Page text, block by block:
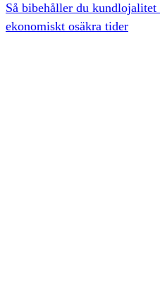
Så bibehåller du
ekonomiskt osäkra tider